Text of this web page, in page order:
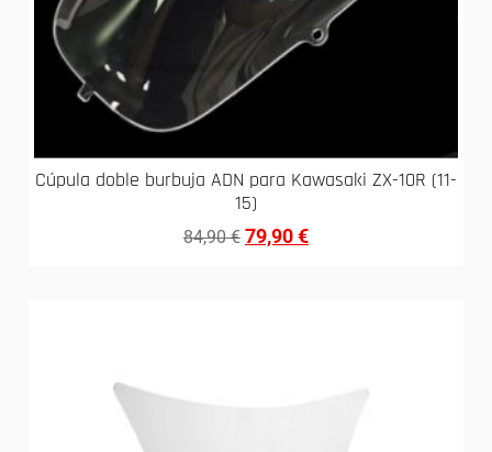
Cúpula doble burbuja ADN para Kawasaki ZX-10R (11-
15)
84,90€ 79,90€